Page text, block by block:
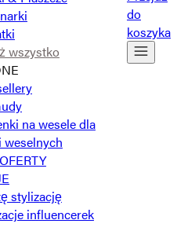
wszystko
na wesele dla
weselnych
stylizację
influencerek
do
koszyka